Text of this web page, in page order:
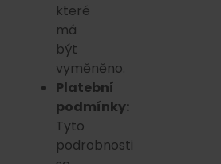
které
má
být
vyměněno.
Platební
podmínky:
Tyto
podrobnosti